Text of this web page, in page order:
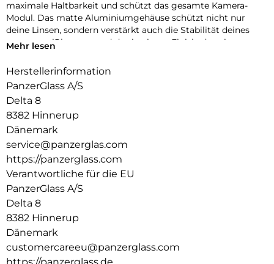
maximale Haltbarkeit und schützt das gesamte Kamera-
Modul. Das matte Aluminiumgehäuse schützt nicht nur
deine Linsen, sondern verstärkt auch die Stabilität deines
gesamten iPhones – und das in einem Finish, das nie
geräteabgestimmten Farben: Silver, Deep Blue und Cosmic
Orange. Und klar – die Installation ist kinderleicht und sitzt
perfekt. Der farblich abgestimmte Fender von PanzerGlass
schützt dein iPhone mit einzigartigem Kameraschutz – echt
stark, echt du.
Der Global Recycled Standard (GRS) = Die GRS ist eine
internationale Produktnorm, die Anforderungen an recycelte
Materialien definiert, z.B. in Bezug auf Rückverfolgbarkeit,
chemische Inhaltsstoffe und Umweltauswirkungen.
Mehr lesen
Herstellerinformation
PanzerGlass A/S
Delta 8
8382 Hinnerup
Dänemark
service@panzerglas.com
https://panzerglass.com
Verantwortliche für die EU
PanzerGlass A/S
Delta 8
8382 Hinnerup
Dänemark
customercareeu@panzerglass.com